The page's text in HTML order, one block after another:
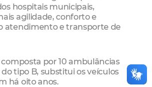
hospitais municipais,
agilidade, conforto e
atendimento e transporte de
por 10 ambulâncias
do tipo B, substitui os veículos
há oito anos.